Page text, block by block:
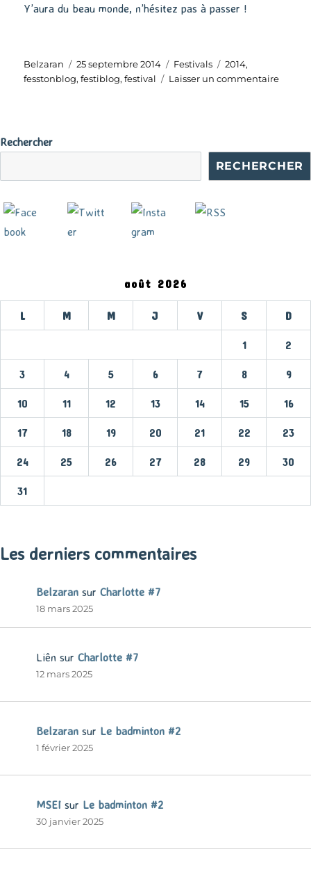
Y’aura du beau monde, n’hésitez pas à passer !
Auteur
Belzaran
Publié
le
25 septembre 2014 Catégories
Festivals Étiquettes
2014,
fesstonblog,festiblog,festival Laisser un commentairesur
Rechercher
RECHERCHER
août 2026
L M M J V S D
1 2
3 4 5 6 7 8 9
10 11 12 13 14 15 16
17 18 19 20 21 22 23
24 25 26 27 28 29 30
31
Les derniers commentaires
Belzaran sur Charlotte #7
18 mars 2025
Liên sur Charlotte #7
12 mars 2025
Belzaran sur Le badminton #2
1 février 2025
MSEI sur Le badminton #2
30 janvier 2025